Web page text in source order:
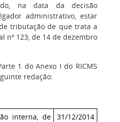
na data da decisão
administrativo, estar
tributação de que trata a
nº 123, de 14 de dezembro
1 do Anexo I do RICMS
redação:
interna, de
31/12/2014